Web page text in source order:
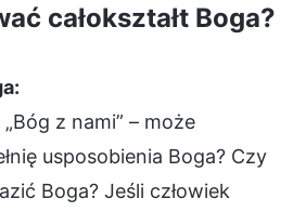
całokształt Boga?
z nami” – może
usposobienia Boga? Czy
Boga? Jeśli człowiek